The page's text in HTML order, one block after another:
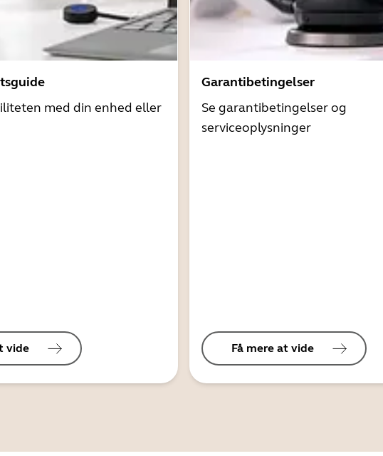
med din enhed eller
vide
Garantibetingelser
Se garantibetingelser og
serviceoplysninger
Få mere at vide